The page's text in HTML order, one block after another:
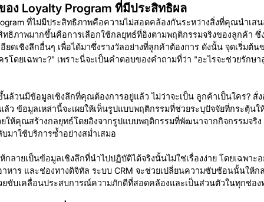
ง Loyalty Program ที่มีประสิทธิผล
ที่ไม่มีประสิทธิภาพคือความไม่สอดคล้องกันระหว่างสิ่งที่คุณนำเส
ทธิภาพมากขึ้นคือการเลือกใช้กลยุทธ์ที่อิงตามพฤติกรรมจริงของลูกค้า
ยดเชิงลึกอื่นๆ เพื่อได้มาซึ่งรางวัลอย่างที่ลูกค้าต้องการ ดังนั้น จุดเริ่มต้
โดยเฉพาะ?" เพราะนี่จะเป็นคำตอบของคำถามที่ว่า "อะไรจะช่วยรัก
วนมีข้อมูลเชิงลึกที่คุณต้องการอยู่แล้ว ไม่ว่าจะเป็น ลูกค้าเป็นใคร? สั่ง
ว ข้อมูลเหล่านี้จะเผยให้เห็นรูปแบบพฤติกรรมที่ช่วยระบุปัจจัยที่กระตุ้นใ
ให้คุณสร้างกลยุทธ์โดยอิงจากรูปแบบพฤติกรรมที่พัฒนาจากกิจกรรมจริ
มาใช้บริการซ้ำอย่างสม่ำเสมอ
ลายเป็นข้อมูลเชิงลึกที่นำไปปฏิบัติได้จริงนั้นไม่ใช่เรื่องง่าย โดยเฉพาะ
หาร และช่องทางดิจิทัล ระบบ CRM จะช่วยเปลี่ยนความซับซ้อนนั้นให้ก
ขับเคลื่อนประสบการณ์ความภักดีที่สอดคล้องและเป็นส่วนตัวในทุกช่อง